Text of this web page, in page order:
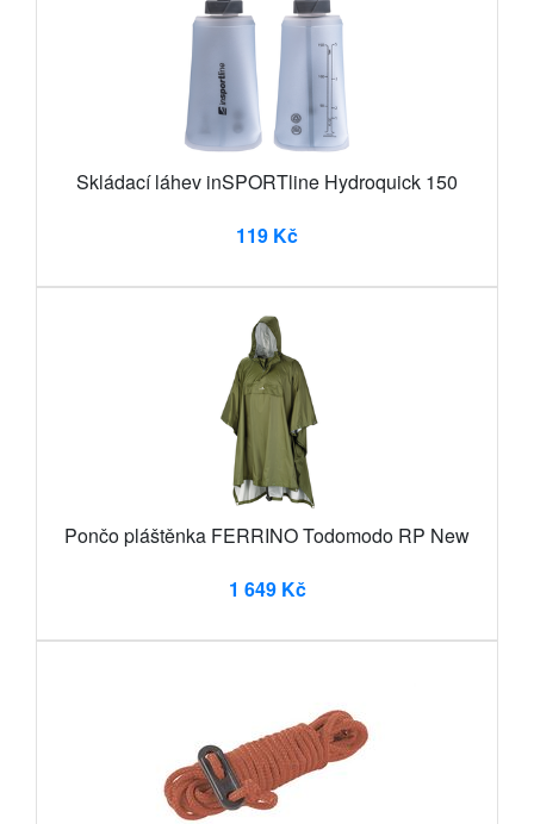
Skládací láhev inSPORTline Hydroquick 150
119 Kč
Pončo pláštěnka FERRINO Todomodo RP New
1 649 Kč